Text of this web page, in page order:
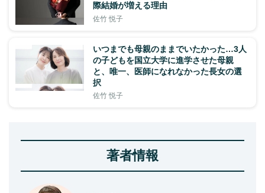
際結婚が増える理由
佐竹 悦子
いつまでも母親のままでいたかった…3人
の子どもを国立大学に進学させた母親
と、唯一、医師になれなかった長女の選
択
佐竹 悦子
著者情報